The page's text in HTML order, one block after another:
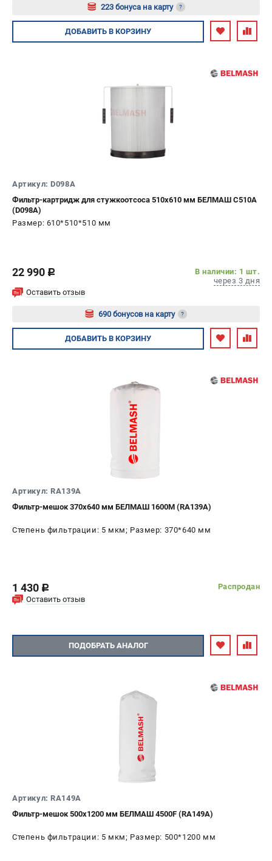
223 бонуса на карту ?
Авторизуйтесь
ДОБАВИТЬ В КОРЗИНУ
Артикул: D098A
Фильтр-картридж для стужкоотсоса 510х610 мм БЕЛМАШ C510A
(D098A)
Размер: 610*510*510 мм
22 990 c
В наличии: 1 шт.
через 3 дня
Оставить отзыв
690 бонусов на карту ?
Авторизуйтесь
ДОБАВИТЬ В КОРЗИНУ
Артикул: RA139A
Фильтр-мешок 370х640 мм БЕЛМАШ 1600M (RA139A)
Степень фильтрации: 5 мкм; Размер: 370*640 мм
1 430 c
Распродан
Оставить отзыв
ПОДОБРАТЬ АНАЛОГ
Артикул: RA149A
Фильтр-мешок 500х1200 мм БЕЛМАШ 4500F (RA149A)
Степень фильтрации: 5 мкм; Размер: 500*1200 мм